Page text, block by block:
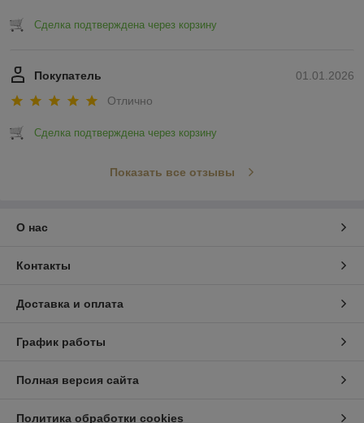
Сделка подтверждена через корзину
01.01.2026
Покупатель
Отлично
Сделка подтверждена через корзину
Показать все отзывы
О нас
Контакты
Доставка и оплата
График работы
Полная версия сайта
Политика обработки cookies